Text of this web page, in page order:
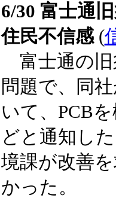
6/30 富士通
住民不信感(
富士通の旧
問題で、同
いて、PCB
どと通知し
境課が改善
かった。